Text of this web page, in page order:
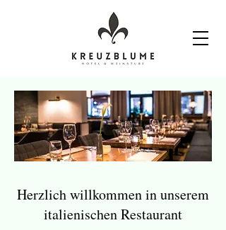
Herzlich willkommen in unserem
italienischen Restaurant